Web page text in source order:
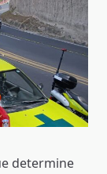
determine